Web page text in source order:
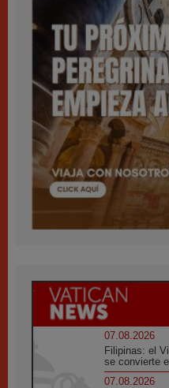
07.08.2026
Filipinas: el
se convierte
07.08.2026